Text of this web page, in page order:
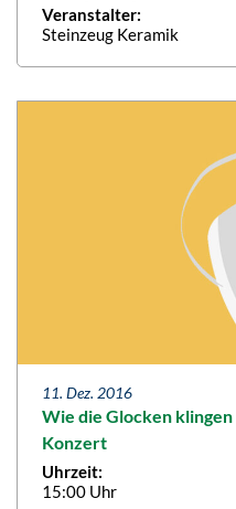
Veranstalter:
Steinzeug Keramik
11. Dez. 2016
Wie die Glocken
Konzert
Uhrzeit:
15:00 Uhr